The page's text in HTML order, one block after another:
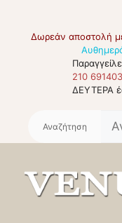
περιεχόμενο
Δωρεάν αποστολή
210
ΔΕΥΤΕΡΑ